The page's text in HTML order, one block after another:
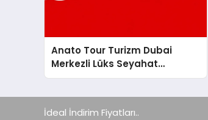
Anato Tour Turizm Dubai
Merkezli Lüks Seyahat
Hizmetleriyle Küresel
İdeal İndirim Fiyatları..